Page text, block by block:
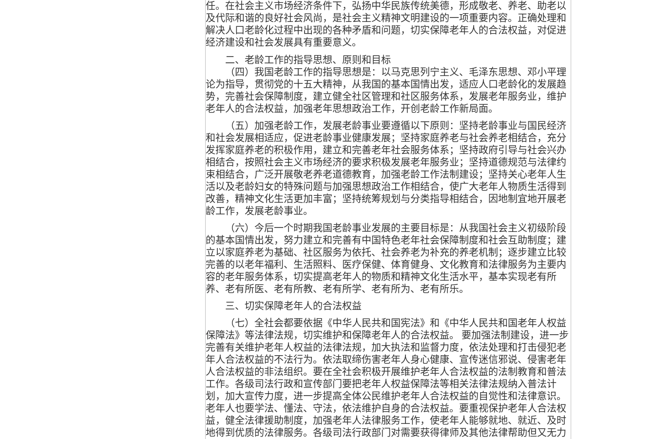
任。在社会主义市场经济条件下，弘扬中华民族传统美德，形成敬老、养老、助老以
及代际和谐的良好社会风尚，是社会主义精神文明建设的一项重要内容。正确处理和
解决人口老龄化过程中出现的各种矛盾和问题，切实保障老年人的合法权益，对促进
经济建设和社会发展具有重要意义。
二、老龄工作的指导思想、原则和目标
（四）我国老龄工作的指导思想是：以马克思列宁主义、毛泽东思想、邓小平理
论为指导，贯彻党的十五大精神，从我国的基本国情出发，适应人口老龄化的发展趋
势，完善社会保障制度，建立健全社区管理和社区服务体系，发展老年服务业，维护
老年人的合法权益，加强老年思想政治工作，开创老龄工作新局面。
（五）加强老龄工作，发展老龄事业要遵循以下原则：坚持老龄事业与国民经济
和社会发展相适应，促进老龄事业健康发展；坚持家庭养老与社会养老相结合，充分
发挥家庭养老的积极作用，建立和完善老年社会服务体系；坚持政府引导与社会兴办
相结合，按照社会主义市场经济的要求积极发展老年服务业；坚持道德规范与法律约
束相结合，广泛开展敬老养老道德教育，加强老龄工作法制建设；坚持关心老年人生
活以及老龄妇女的特殊问题与加强思想政治工作相结合，使广大老年人物质生活得到
改善，精神文化生活更加丰富；坚持统筹规划与分类指导相结合，因地制宜地开展老
龄工作，发展老龄事业。
（六）今后一个时期我国老龄事业发展的主要目标是：从我国社会主义初级阶段
的基本国情出发，努力建立和完善有中国特色老年社会保障制度和社会互助制度；建
立以家庭养老为基础、社区服务为依托、社会养老为补充的养老机制；逐步建立比较
完善的以老年福利、生活照料、医疗保健、体育健身、文化教育和法律服务为主要内
容的老年服务体系，切实提高老年人的物质和精神文化生活水平，基本实现老有所
养、老有所医、老有所教、老有所学、老有所为、老有所乐。
三、切实保障老年人的合法权益
（七）全社会都要依据《中华人民共和国宪法》和《中华人民共和国老年人权益
保障法》等法律法规，切实维护和保障老年人的合法权益。 要加强法制建设，进一步
完善有关维护老年人权益的法律法规，加大执法和监督力度，依法处理和打击侵犯老
年人合法权益的不法行为。依法取缔伤害老年人身心健康、宣传迷信邪说、侵害老年
人合法权益的非法组织。要在全社会积极开展维护老年人合法权益的法制教育和普法
工作。各级司法行政和宣传部门要把老年人权益保障法等相关法律法规纳入普法计
划，加大宣传力度，进一步提高全体公民维护老年人合法权益的自觉性和法律意识。
老年人也要学法、懂法、守法，依法维护自身的合法权益。要重视保护老年人合法权
益，健全法律援助制度，加强老年人法律服务工作，使老年人能够就地、就近、及时
地得到优质的法律服务。各级司法行政部门对需要获得律师及其他法律帮助但又无力